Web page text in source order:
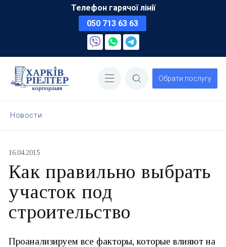
Телефон гарячої лінії
050 713 63 63
Обрати послугу
Новости
16.04.2015
Как правильно выбрать
участок под
строительство
Проанализируем все факторы, которые влияют на